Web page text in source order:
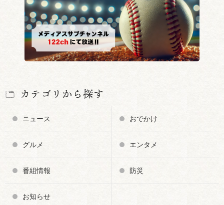
カテゴリから探す
ニュース おでかけ
グルメ エンタメ
番組情報 防災
お知らせ